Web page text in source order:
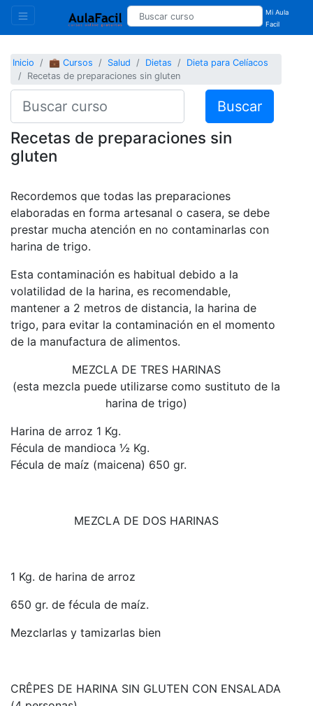
Mi Aula
Facil
Inicio 💼 Cursos Salud Dietas
Dieta para Celíacos
Recetas de preparaciones sin gluten
Buscar
Recetas de preparaciones sin
gluten
Recordemos que todas las preparaciones
elaboradas en forma artesanal o casera, se debe
prestar mucha atención en no contaminarlas con
harina de trigo.
Esta contaminación es habitual debido a la
volatilidad de la harina, es recomendable,
mantener a 2 metros de distancia, la harina de
trigo, para evitar la contaminación en el momento
de la manufactura de alimentos.
MEZCLA DE TRES HARINAS
(esta mezcla puede utilizarse como sustituto de la
harina de trigo)
Harina de arroz 1 Kg.
Fécula de mandioca ½ Kg.
Fécula de maíz (maicena) 650 gr.
MEZCLA DE DOS HARINAS
1 Kg. de harina de arroz
650 gr. de fécula de maíz.
Mezclarlas y tamizarlas bien
CRÊPES DE HARINA SIN GLUTEN CON ENSALADA